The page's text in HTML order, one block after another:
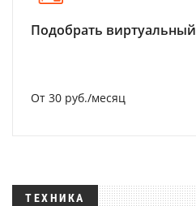
Подобрать
От 30 руб./месяц
ТЕХНИКА